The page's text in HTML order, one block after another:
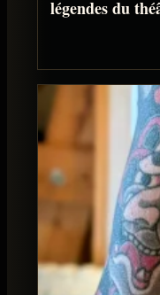
légendes du